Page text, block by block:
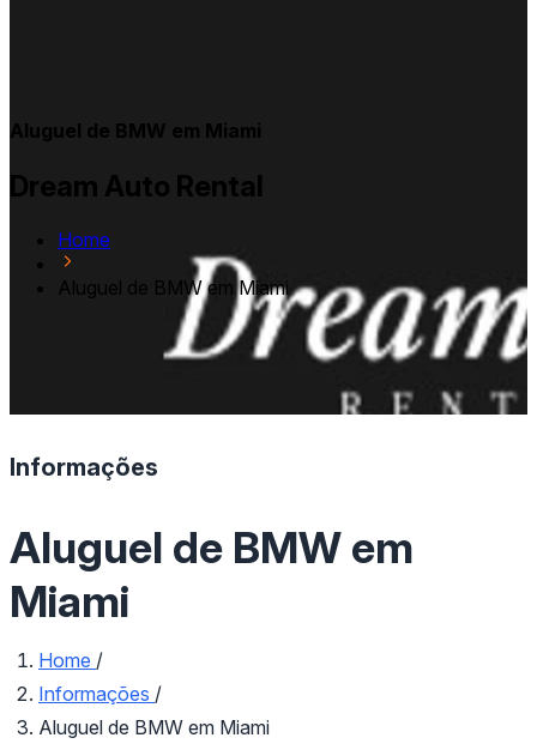
Aluguel de BMW em Miami
Dream Auto Rental
Home
Aluguel de BMW em Miami
Informações
Aluguel de BMW em
Miami
Home /
Informações /
Aluguel de BMW em Miami